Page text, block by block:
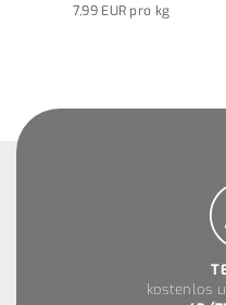
7,99 EUR pro kg
kostenlos